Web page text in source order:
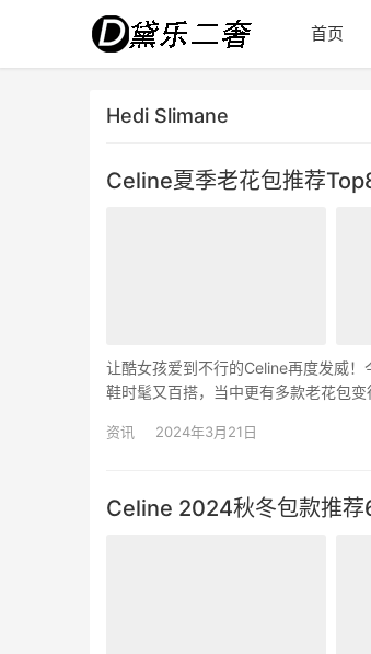
首页
Hedi Slimane
Celine夏季老花包推荐
让酷女孩爱到不行的Celine再度发威
鞋时髦又百搭，当中更有多款老花包
资讯 2024年3月21日
Celine 2024秋冬包款推